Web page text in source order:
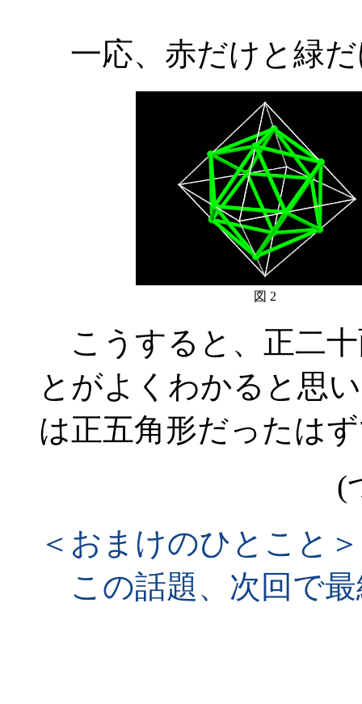
一応、赤だけと緑
図 2
こうすると、正二
とがよくわかると思
は正五角形だったは
(
＜おまけのひとこと＞
この話題、次回で